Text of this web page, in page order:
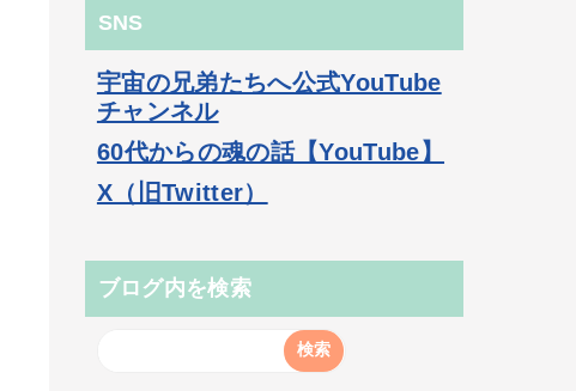
SNS
宇宙の兄弟たちへ公式YouTube
チャンネル
60代からの魂の話【YouTube】
X（旧Twitter）
ブログ内を検索